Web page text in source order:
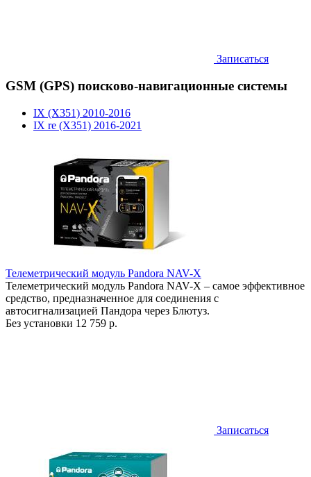
Записаться
GSM (GPS) поисково-навигационные системы
IX (X351) 2010-2016
IX re (X351) 2016-2021
Телеметрический модуль Pandora NAV-X
Телеметрический модуль Pandora NAV-X – самое эффективное
средство, предназначенное для соединения с
автосигнализацией Пандора через Блютуз.
Без установки 12 759 р.
Записаться